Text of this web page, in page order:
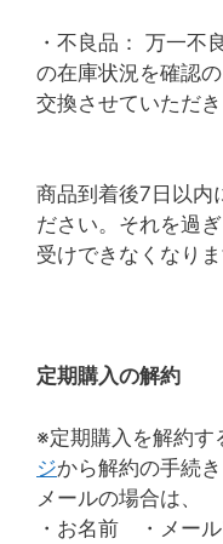
・不良品： 万一不
の在庫状況を確認
交換させていただき
商品到着後7日以内
ださい。それを過
受けできなくなり
定期購入の解約
※定期購入を解約す
ジから解約の手続
メールの場合は、
・お名前 ・メー